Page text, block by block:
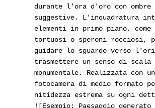
durante l'ora d'oro con ombre
suggestive. L'inquadratura
elementi in primo piano,
tortuosi o speroni rocciosi,
guidare lo sguardo verso
trasmettere un senso di scala
monumentale. Realizzata con
fotocamera di medio formato
nitidezza estrema su ogni
![Esempio: Paesaggio generato